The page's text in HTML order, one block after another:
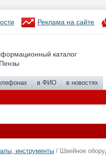
Реклама на сайте
каталог
в ФИО в новостях
инструменты / Швейное